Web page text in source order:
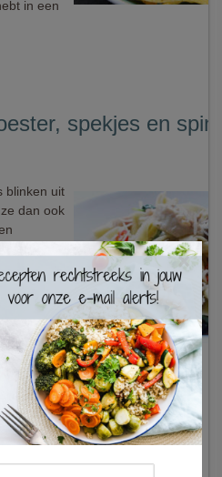
in een
spekjes en
blinken uit
dan ook
is daar
de
ook
kip - zijn
×